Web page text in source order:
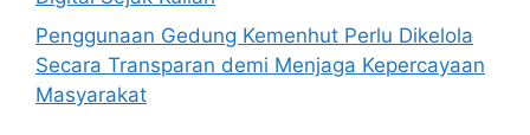
Penggunaan Gedung Kemenhut Perlu Dikelola
Secara Transparan demi Menjaga Kepercayaan
Masyarakat